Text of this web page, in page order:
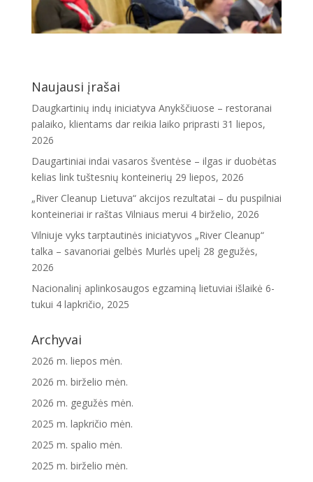
Naujausi įrašai
Daugkartinių indų iniciatyva Anykščiuose – restoranai
palaiko, klientams dar reikia laiko priprasti 31 liepos,
2026
Daugartiniai indai vasaros šventėse – ilgas ir duobėtas
kelias link tuštesnių konteinerių 29 liepos, 2026
„River Cleanup Lietuva“ akcijos rezultatai – du puspilniai
konteineriai ir raštas Vilniaus merui 4 birželio, 2026
Vilniuje vyks tarptautinės iniciatyvos „River Cleanup“
talka – savanoriai gelbės Murlės upelį 28 gegužės,
2026
Nacionalinį aplinkosaugos egzaminą lietuviai išlaikė 6-
tukui 4 lapkričio, 2025
Archyvai
2026 m. liepos mėn.
2026 m. birželio mėn.
2026 m. gegužės mėn.
2025 m. lapkričio mėn.
2025 m. spalio mėn.
2025 m. birželio mėn.